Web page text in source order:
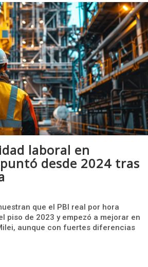
laboral en
desde 2024 tras
que el PBI real por hora
piso de 2023 y empezó a mejorar en
aunque con fuertes diferencias